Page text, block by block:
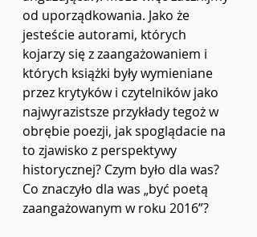
od uporządkowania. Jako że
jesteście autorami, których
kojarzy się z zaangażowaniem i
których książki były wymieniane
przez krytyków i czytelników jako
najwyrazistsze przykłady tegoż w
obrębie poezji, jak spoglądacie na
to zjawisko z perspektywy
historycznej? Czym było dla was?
Co znaczyło dla was „być poetą
zaangażowanym w roku 2016”?